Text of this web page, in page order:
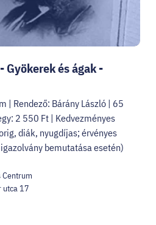
Gyökerek és ágak -
| Rendező: Bárány László | 65
2 550 Ft | Kedvezményes
diák, nyugdíjas; érvényes
bemutatása esetén)
Centrum
utca 17